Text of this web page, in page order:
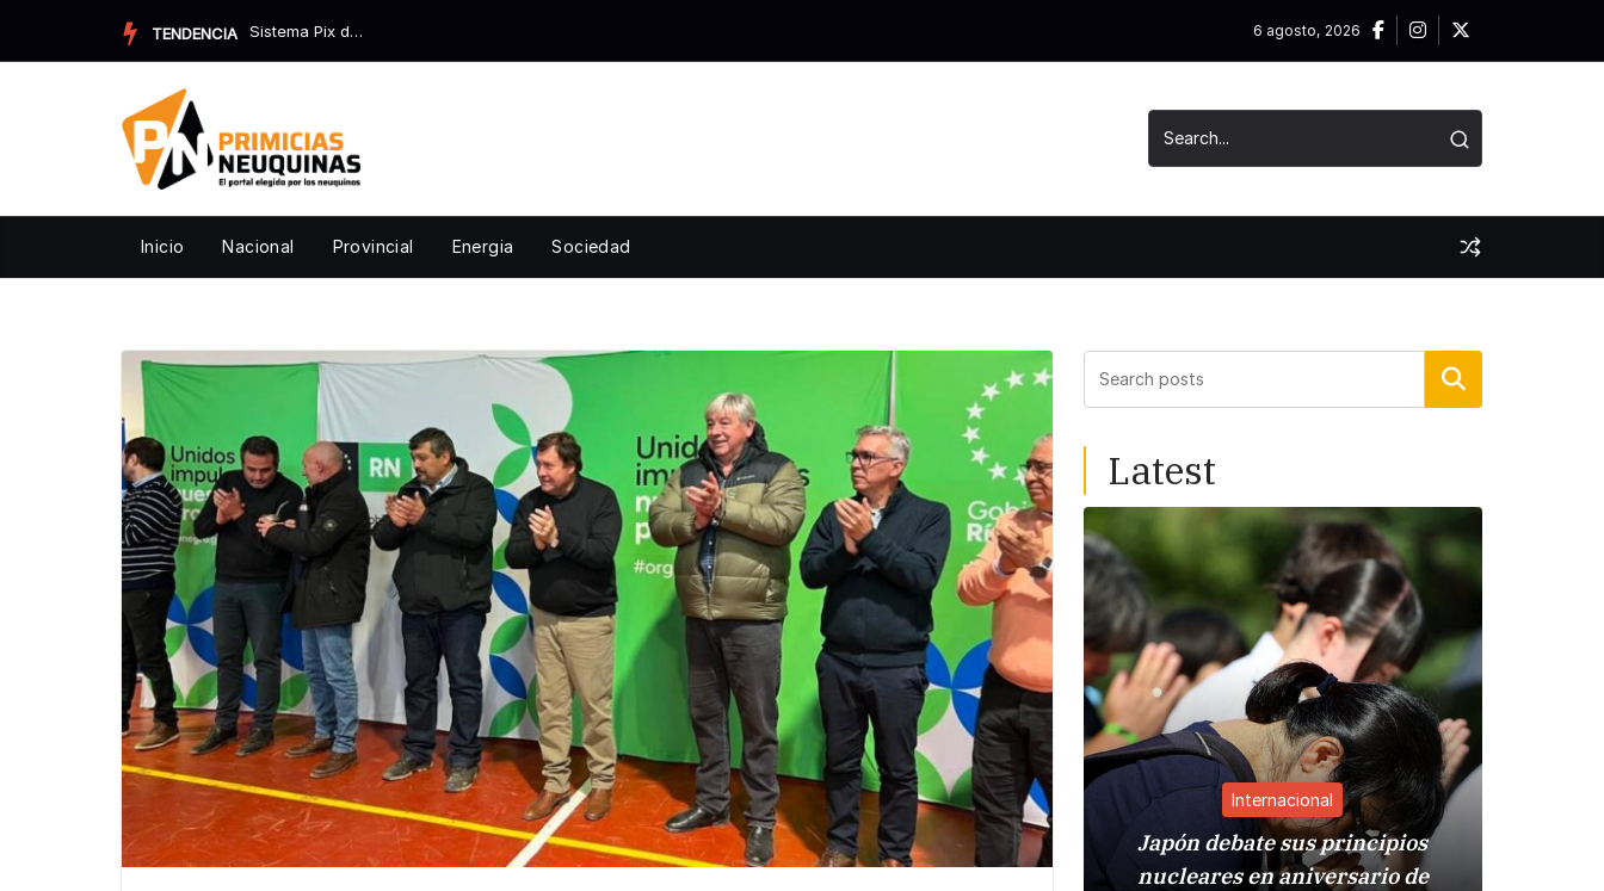
TENDENCIA Sistema Pix de Brasil: por qué Trump lo ve como amenaza 6 agosto, 2026
Inicio Nacional Provincial Energia Sociedad
Buscar
Latest
Internacional
Japón debate sus principios
nucleares en aniversario de